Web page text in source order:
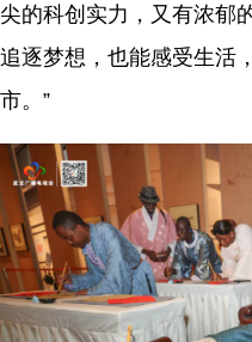
尖的科创实力，又有浓郁
追逐梦想，也能感受生活
市。”